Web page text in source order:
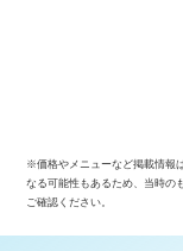
※価格やメニューなど掲載情報
なる可能性もあるため、当時の
ご確認ください。